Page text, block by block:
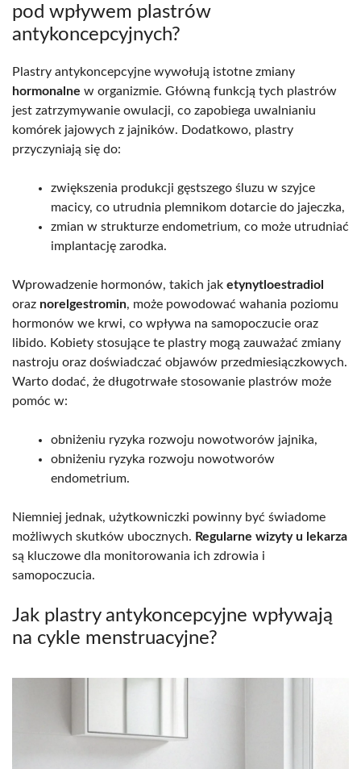
pod wpływem plastrów
antykoncepcyjnych?
Plastry antykoncepcyjne wywołują istotne zmiany
hormonalne w organizmie. Główną funkcją tych plastrów
jest zatrzymywanie owulacji, co zapobiega uwalnianiu
komórek jajowych z jajników. Dodatkowo, plastry
przyczyniają się do:
zwiększenia produkcji gęstszego śluzu w szyjce
macicy, co utrudnia plemnikom dotarcie do jajeczka,
zmian w strukturze endometrium, co może utrudniać
implantację zarodka.
Wprowadzenie hormonów, takich jak etynytloestradiol
oraz norelgestromin, może powodować wahania poziomu
hormonów we krwi, co wpływa na samopoczucie oraz
libido. Kobiety stosujące te plastry mogą zauważać zmiany
nastroju oraz doświadczać objawów przedmiesiączkowych.
Warto dodać, że długotrwałe stosowanie plastrów może
pomóc w:
obniżeniu ryzyka rozwoju nowotworów jajnika,
obniżeniu ryzyka rozwoju nowotworów
endometrium.
Niemniej jednak, użytkowniczki powinny być świadome
możliwych skutków ubocznych. Regularne wizyty u lekarza
są kluczowe dla monitorowania ich zdrowia i
samopoczucia.
Jak plastry antykoncepcyjne wpływają
na cykle menstruacyjne?